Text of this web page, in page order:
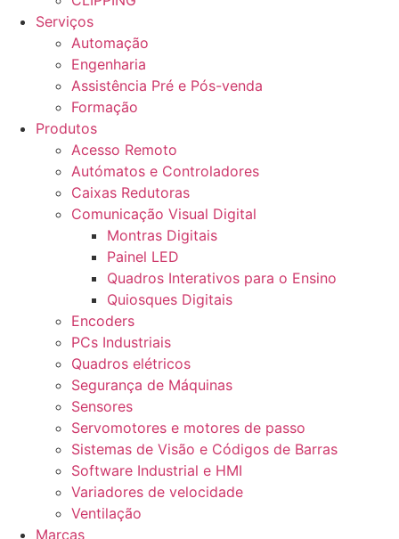
Serviços
Automação
Engenharia
Assistência Pré e Pós-venda
Formação
Produtos
Acesso Remoto
Autómatos e Controladores
Caixas Redutoras
Comunicação Visual Digital
Montras Digitais
Painel LED
Quadros Interativos para o Ensino
Quiosques Digitais
Encoders
PCs Industriais
Quadros elétricos
Segurança de Máquinas
Sensores
Servomotores e motores de passo
Sistemas de Visão e Códigos de Barras
Software Industrial e HMI
Variadores de velocidade
Ventilação
Marcas